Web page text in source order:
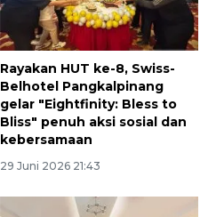
Rayakan HUT ke-8, Swiss-
Belhotel Pangkalpinang
gelar "Eightfinity: Bless to
Bliss" penuh aksi sosial dan
kebersamaan
29 Juni 2026 21:43